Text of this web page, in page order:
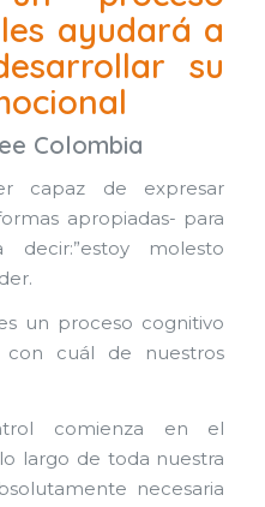
ayudará a
su
Colombia
capaz de expresar
apropiadas- para
molesto
un proceso cognitivo
cuál de nuestros
comienza en el
largo de toda nuestra
necesaria